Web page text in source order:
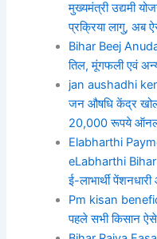
मुख्यमंत्री उद्यमी
प्रक्रिया लागु, अब
Bihar Beej
तिल, मूंगफली एवं
jan aushadhi
जन औषधि केंद्र
20,000 रूपये
Elabharthi
eLabharthi
ई-लाभार्थी
Pm kisan
पहले सभी किसान